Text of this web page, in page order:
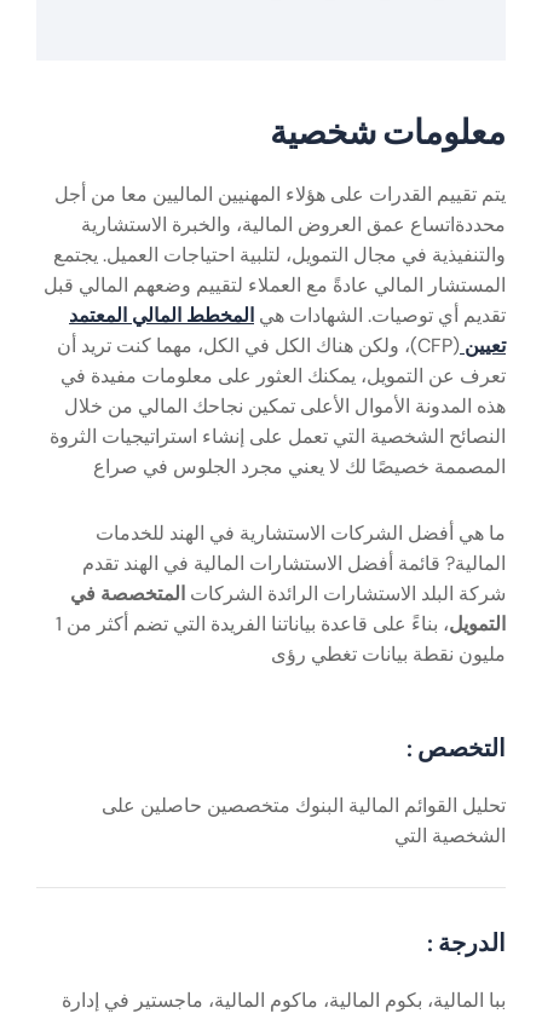
معلومات شخصية
يتم تقييم القدرات على هؤلاء المهنيين الماليين معا من أجل
محددةاتساع عمق العروض المالية، والخبرة الاستشارية
والتنفيذية في مجال التمويل، لتلبية احتياجات العميل. يجتمع
المستشار المالي عادةً مع العملاء لتقييم وضعهم المالي قبل
تقديم أي توصيات. الشهادات هي المخطط المالي المعتمد
تعيين
(CFP)، ولكن هناك الكل في الكل، مهما كنت تريد أن
تعرف عن التمويل، يمكنك العثور على معلومات مفيدة في
هذه المدونة الأموال الأعلى تمكين نجاحك المالي من خلال
النصائح الشخصية التي تعمل على إنشاء استراتيجيات الثروة
المصممة خصيصًا لك لا يعني مجرد الجلوس في صراع
ما هي أفضل الشركات الاستشارية في الهند للخدمات
المالية? قائمة أفضل الاستشارات المالية في الهند تقدم
شركة البلد الاستشارات الرائدة الشركات المتخصصة في
التمويل
، بناءً على قاعدة بياناتنا الفريدة التي تضم أكثر من 1
مليون نقطة بيانات تغطي رؤى
التخصص :
تحليل القوائم المالية البنوك متخصصين حاصلين على
الشخصية التي
الدرجة :
ببا المالية، بكوم المالية، ماكوم المالية، ماجستير في إدارة